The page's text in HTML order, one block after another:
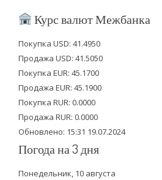
i
t
e
r
c
b
o
o
k
u
u
b
e
Курс валют Межбанка
Покупка USD: 41.4950
Продажа USD: 41.5050
Покупка EUR: 45.1700
Продажа EUR: 45.1900
Покупка RUR: 0.0000
Продажа RUR: 0.0000
Обновлено: 15:31 19.07.2024
Погода на 3 дня
Понедельник, 10 августа